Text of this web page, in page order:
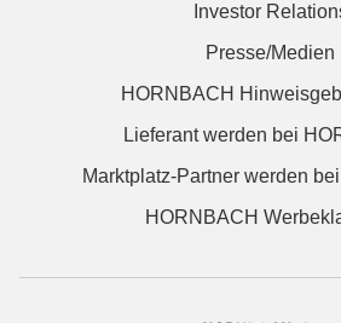
Investor
Presse/Medien
HORNBACH
Lieferant werden bei
Marktplatz-Partner werden
HORNBACH